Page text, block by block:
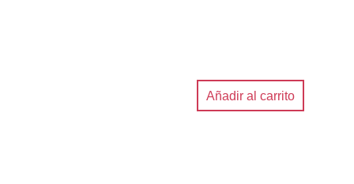
Añadir al carrito